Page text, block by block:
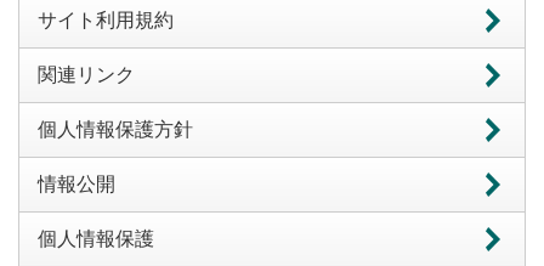
サイト利用規約
関連リンク
個人情報保護方針
情報公開
個人情報保護